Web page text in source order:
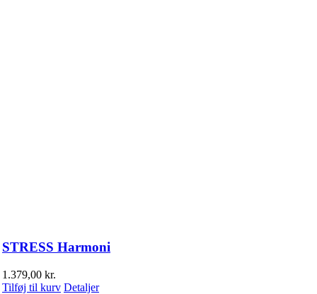
STRESS Harmoni
1.379,00 kr.
Tilføj til kurv Detaljer